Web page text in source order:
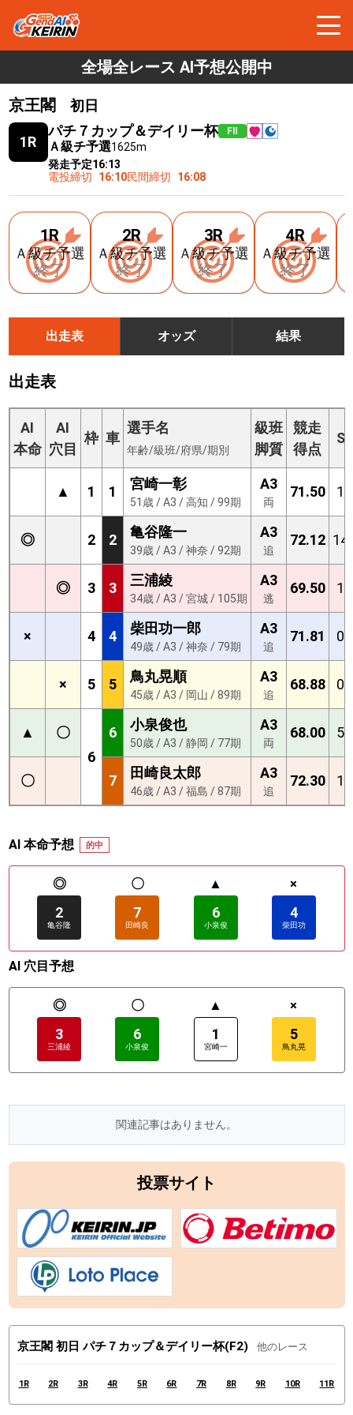
全場全レース AI予想公開中
京王閣
初日
1R
パチ７カップ＆デイリー杯 FⅡ
Ａ級チ予選1625m
発走予定16:13
電投締切
16:10民間締切 16:08
1R
Ａ級チ予選
終了
2R
Ａ級チ予選
終了
3R
Ａ級チ予選
終了
4R
Ａ級チ予選
終了
出走表 オッズ 結果
出走表
AI
本命
AI
穴目
枠 車
選手名
年齢/級班/府県/期別
級班
脚質
競走
得点
S
▲ 1 1 宮崎一彰
51歳 / A3 / 高知 / 99期
A3
両
71.50 1
◎ 2 2 亀谷隆一
39歳 / A3 / 神奈 / 92期
A3
追
72.12 14
◎ 3 3 三浦綾
34歳 / A3 / 宮城 / 105期
A3
逃
69.50 1
× 4 4 柴田功一郎
49歳 / A3 / 神奈 / 79期
A3
追
71.81 0
× 5 5 鳥丸晃順
45歳 / A3 / 岡山 / 89期
A3
追
68.88 0
▲
〇
6
6 小泉俊也
50歳 / A3 / 静岡 / 77期
A3
両
68.00 5
〇 7 田崎良太郎
46歳 / A3 / 福島 / 87期
A3
追
72.30 1
AI 本命予想 的中
◎
2
亀谷隆
〇
7
田崎良
▲
6
小泉俊
×
4
柴田功
AI 穴目予想
◎
3
三浦綾
〇
6
小泉俊
▲
1
宮崎一
×
5
鳥丸晃
関連記事はありません。
投票サイト
京王閣 初日 パチ７カップ＆デイリー杯(F2) 他のレース
1R 2R 3R 4R 5R 6R 7R 8R 9R 10R 11R